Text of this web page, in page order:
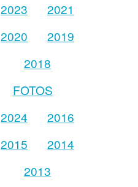
2023
2021
2020
2019
2018
FOTOS
2024
2016
2015
2014
2013